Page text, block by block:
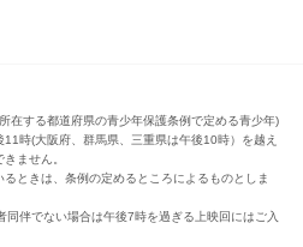
在する都道府県の青少年保護条例で定める青少年)
時(大阪府、群馬県、三重県は午後10時）を越え
ません。
ときは、条例の定めるところによるものとしま
伴でない場合は午後7時を過ぎる上映回にはご入